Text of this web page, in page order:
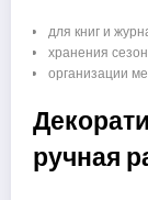
для книг и
хранения
организации
ручная